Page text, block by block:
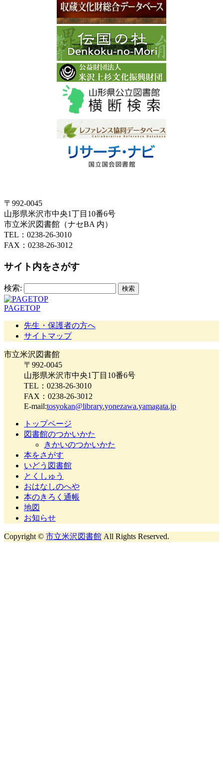
〒992-0045
山形県米沢市中央1丁目10番6号
市立米沢図書館（ナセBA 内）
TEL：0238-26-3010
FAX：0238-26-3012
サイト内をさがす
検索:
PAGETOP
先生・保護者の方へ
サイトマップ
市立米沢図書館
〒992-0045
山形県米沢市中央1丁目10番6号
TEL：0238-26-3010
FAX：0238-26-3012
E-mail:tosyokan@library.yonezawa.yamagata.jp
トップページ
図書館のつかいかた
きかいのつかいかた
本をさがす
いどう図書館
とくしゅう
おはなしのへや
本のきろく通帳
地図
お知らせ
Copyright © 市立米沢図書館 All Rights Reserved.